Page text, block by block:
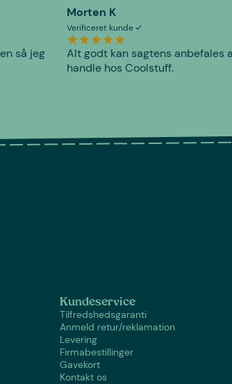
så jeg
Morten K
Verificeret kunde
Alt godt kan sagtens anbefales
handle hos Coolstuff.
Kundeservice
Tilfredshedsgaranti
Anmeld retur/reklamation
Levering
Firmabestillinger
Gavekort
Kontakt os